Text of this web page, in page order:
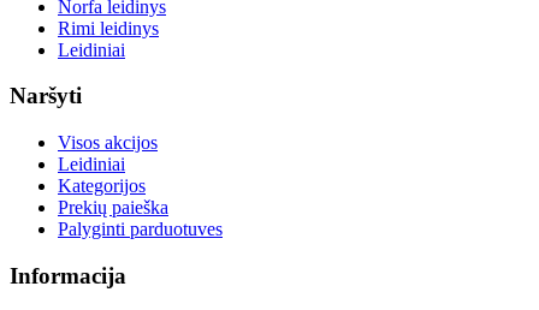
Norfa leidinys
Rimi leidinys
Leidiniai
Naršyti
Visos akcijos
Leidiniai
Kategorijos
Prekių paieška
Palyginti parduotuves
Informacija